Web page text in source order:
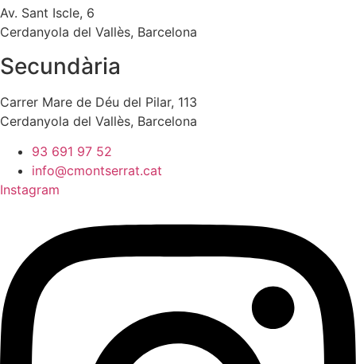
Av. Sant Iscle, 6
Cerdanyola del Vallès, Barcelona
Secundària
Carrer Mare de Déu del Pilar, 113
Cerdanyola del Vallès, Barcelona
93 691 97 52
info@cmontserrat.cat
Instagram